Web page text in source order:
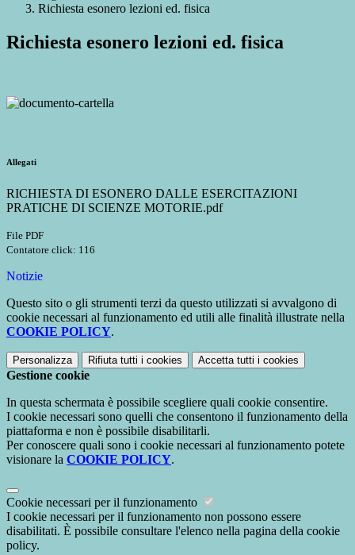
Richiesta esonero lezioni ed. fisica
Richiesta esonero lezioni ed. fisica
Allegati
RICHIESTA DI ESONERO DALLE ESERCITAZIONI
PRATICHE DI SCIENZE MOTORIE.pdf
File PDF
Contatore click: 116
Notizie
Questo sito o gli strumenti terzi da questo utilizzati si avvalgono di
cookie necessari al funzionamento ed utili alle finalità illustrate nella
COOKIE POLICY.
Personalizza Rifiuta tutti i cookies Accetta tutti i cookies
Gestione cookie
In questa schermata è possibile scegliere quali cookie consentire.
I cookie necessari sono quelli che consentono il funzionamento della
piattaforma e non è possibile disabilitarli.
Per conoscere quali sono i cookie necessari al funzionamento potete
visionare la COOKIE POLICY.
Cookie necessari per il funzionamento
I cookie necessari per il funzionamento non possono essere
disabilitati. È possibile consultare l'elenco nella pagina della cookie
policy.